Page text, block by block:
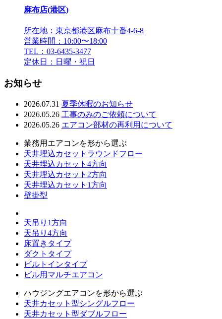
麻布店(港区)
所在地：東京都港区麻布十番4-6-8
営業時間：10:00〜18:00
TEL：03-6435-3477
定休日：日曜・祝日
お知らせ
2026.07.31 夏季休暇のお知らせ
2026.05.26 工事のみのご依頼について
2026.05.26 エアコン部材の再利用について
業務用エアコンを形から選ぶ
天井埋込カセットラウンドフロー
天井埋込カセット4方向
天井埋込カセット2方向
天井埋込カセット1方向
壁掛型
天吊り1方向
天吊り4方向
床置きタイプ
ダクトタイプ
ビルトインタイプ
ビル用マルチエアコン
ハウジングエアコンを形から選ぶ
天井カセット型シングルフロー
天井カセット型ダブルフロー